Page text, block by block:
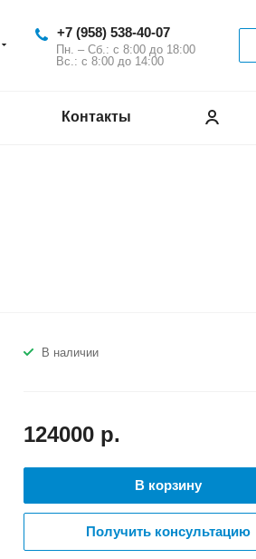
+7 (958) 538-40-07
Пн. – Сб.: с 8:00 до 18:00
Вс.: с 8:00 до 14:00
Контакты
В наличии
124000 р.
В корзину
Получить консультацию